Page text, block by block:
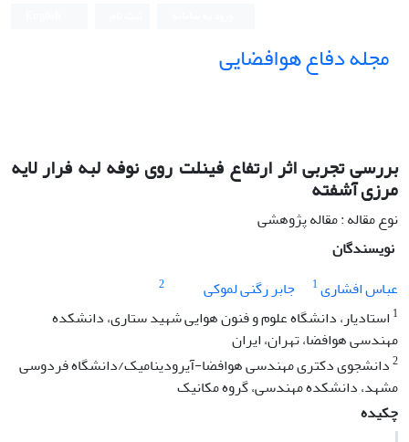
مجله دفاع هوافضایی
بررسی تجربی اثر ارتفاع فینلت روی نوفه لبه فرار لایه
مرزی آشفته
نوع مقاله : مقاله پژوهشی
نویسندگان
عباس افشاری1 جابر رگنی لموکی
2
1 استادیار، دانشگاه علوم و فنون هوایی شهید ستاری، دانشکده
مهندسی هوافضا، تهران، ایران
2دانشجوی دکتری مهندسی هوافضا-آیرودینامیک/دانشگاه فردوسی
مشهد، دانشکده مهندسی، گروه مکانیک
چکیده